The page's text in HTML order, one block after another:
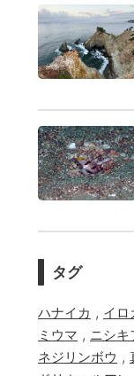
タグ
ハナイカ , イロ
ミウマ , ニシキ
ネジリンボウ ,